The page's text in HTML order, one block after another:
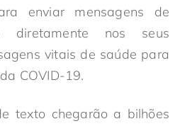
enviar mensagens de
nos seus
vitais de saúde para
COVID-19.
texto chegarão a bilhões